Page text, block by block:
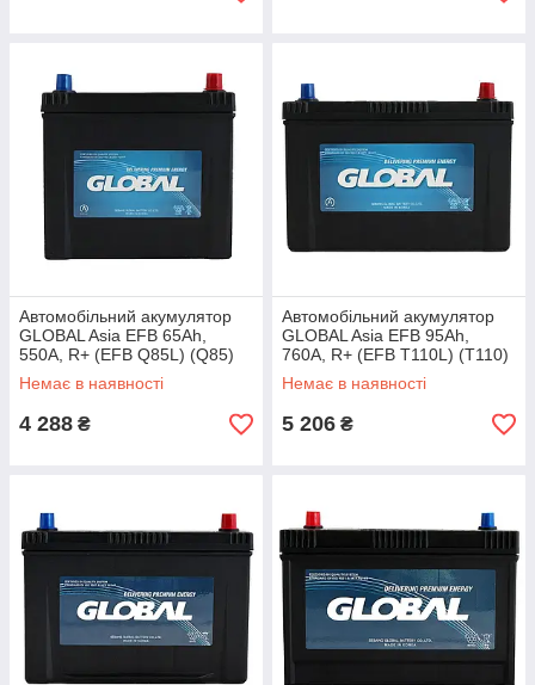
Автомобільний акумулятор
GLOBAL Asia EFB 65Ah,
550A, R+ (EFB Q85L) (Q85)
Немає в наявності
4 288 ₴
Автомобільний акумулятор
GLOBAL Asia EFB 95Ah,
760A, R+ (EFB T110L) (T110)
Немає в наявності
5 206 ₴